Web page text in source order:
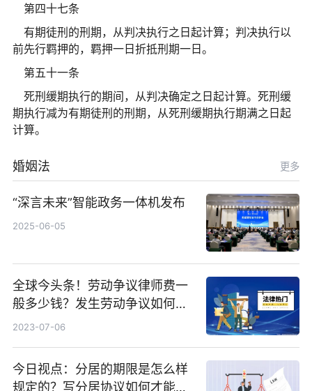
第四十七条
有期徒刑的刑期，从判决执行之日起计算；判决执行以
前先行羁押的，羁押一日折抵刑期一日。
第五十一条
死刑缓期执行的期间，从判决确定之日起计算。死刑缓
期执行减为有期徒刑的刑期，从死刑缓期执行期满之日起
计算。
婚姻法 更多
“深言未来”智能政务一体机发布
2025-06-05
全球今头条！劳动争议律师费一
般多少钱？发生劳动争议如何算
工资？
2023-07-06
今日视点：分居的期限是怎么样
规定的？写分居协议如何才能有